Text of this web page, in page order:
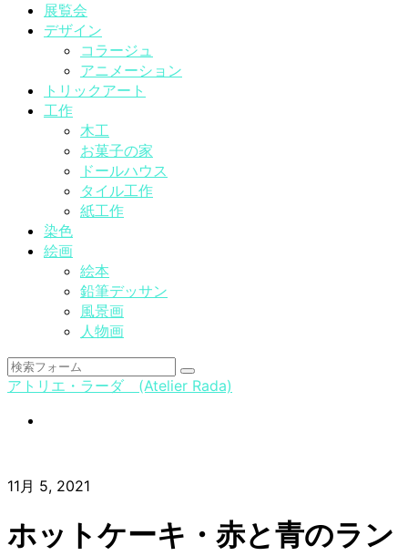
展覧会
デザイン
コラージュ
アニメーション
トリックアート
工作
木工
お菓子の家
ドールハウス
タイル工作
紙工作
染色
絵画
絵本
鉛筆デッサン
風景画
人物画
検
索
アトリエ・ラーダ (Atelier Rada)
11月 5, 2021
ホットケーキ・赤と青のラン